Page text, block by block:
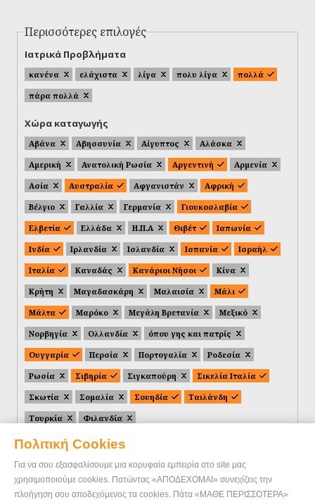
Πολιτική Cookies
Για να σου εξασφαλίσουμε μια κορυφαία εμπειρία στο site μας
χρησιμοποιούμε cookies. Πατώντας «ΑΠΟΔΕΧΟΜΑΙ» συνεχίζεις την
πλοήγηση σου αποδεχόμενος τα cookies. Πάτα «ΜΑΘΕ ΠΕΡΙΣΣΟΤΕΡΑ»
Περισσότερες επιλογές
Ιατρικά Προβλήματα
κανένα ελάχιστα λίγα πολυ λίγα
πολλά
πάρα πολλά
Χώρα καταγωγής
Αβάνα Αβησσυνία Αίγυπτος
Αλάσκα
Αμερική
Ανατολική Ρωσία Αργεντινή
Αρμενία
Ασία
Αυστραλία Αφγανιστάν
Αφρική
Βέλγιο
Γαλλία Γερμανία
Γιουκοσλαβία
Ελβετία
Ελλάδα Η.Π.Α Θιβέτ
Ιαπωνία
Ινδία
Ιρλανδία Ισλανδία Ισπανία
Ισραήλ
Ιταλία
Καναδάς Κανάριοι Νήσοι
Κίνα
Κρήτη
Μαγαδασκάρη Μαλαισία
Μάλι
Μάλτα
Μαρόκο Μεγάλη Βρετανία
Μεξικό
Νορβηγία
Ολλανδία
όπου γης και πατρίς
Ουγγαρία
Περσία Πορτογαλία
Ροδεσία
Ρωσία
Σιβηρία Σιγκαπούρη
Σικελία Ιταλία
Σκωτία
Σομαλία Σουηδία
Ταιλάνδη
Τουρκία
Φιλανδία